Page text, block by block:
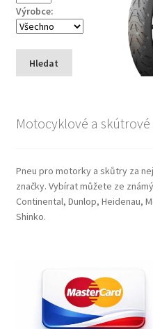
Výrobce:
Hledat
Motocyklové a
Pneu pro motorky a skůtry za
značky. Vybírat můžete ze
Continental, Dunlop, Heidenau,
Shinko.